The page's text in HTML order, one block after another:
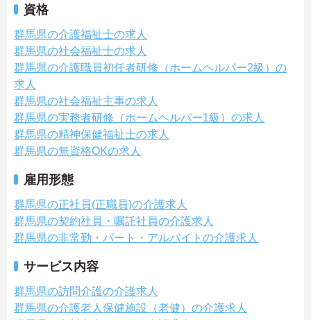
資格
群馬県の介護福祉士の求人
群馬県の社会福祉士の求人
群馬県の介護職員初任者研修（ホームヘルパー2級）の
求人
群馬県の社会福祉主事の求人
群馬県の実務者研修（ホームヘルパー1級）の求人
群馬県の精神保健福祉士の求人
群馬県の無資格OKの求人
雇用形態
群馬県の正社員(正職員)の介護求人
群馬県の契約社員・嘱託社員の介護求人
群馬県の非常勤・パート・アルバイトの介護求人
サービス内容
群馬県の訪問介護の介護求人
群馬県の介護老人保健施設（老健）の介護求人